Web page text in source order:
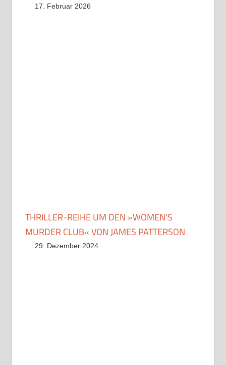
17. Februar 2026
THRILLER-REIHE UM DEN »WOMEN’S
MURDER CLUB« VON JAMES PATTERSON
29. Dezember 2024